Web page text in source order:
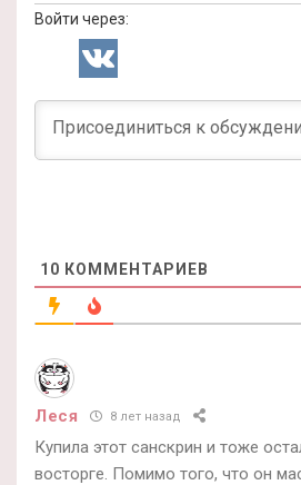
Войти через:
10 КОММЕНТАРИЕВ
Леся 8 лет назад
Купила этот санскрин и тоже
восторге. Помимо того, что он